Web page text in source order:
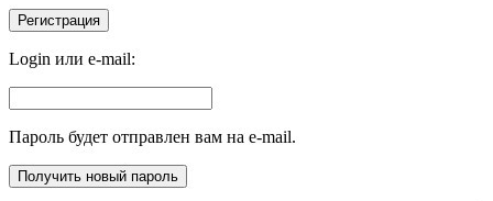
Login или e-mail:
Пароль будет отправлен вам на e-mail.